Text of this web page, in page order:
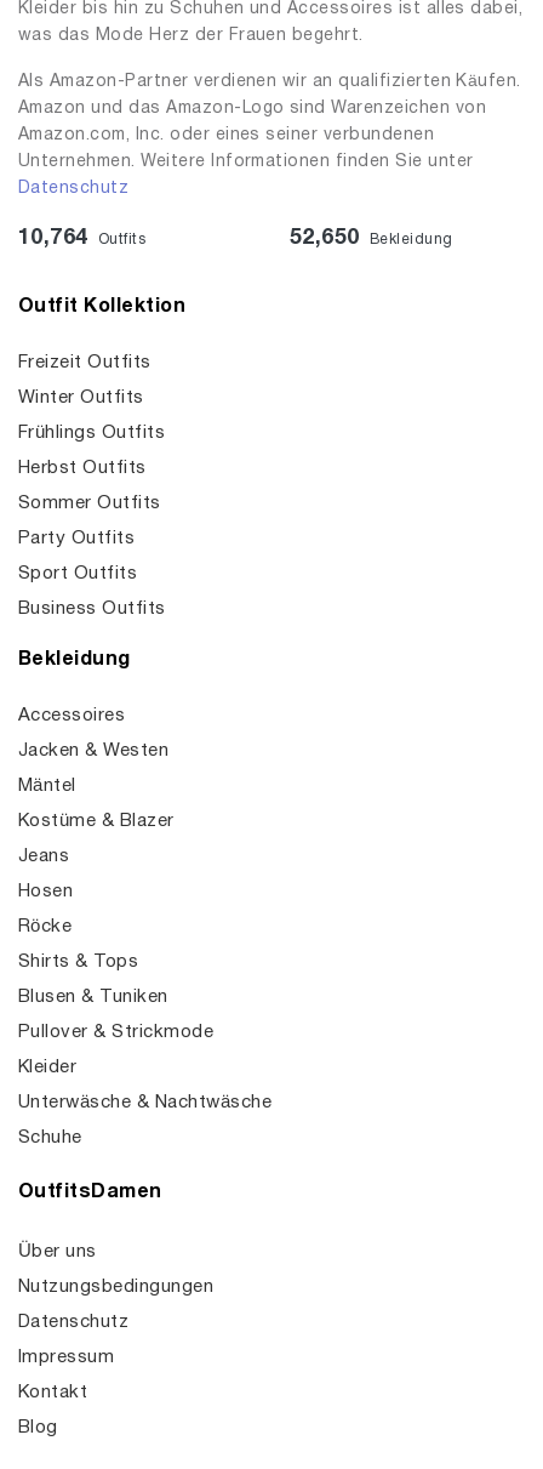
Kleider bis hin zu Schuhen und Accessoires ist alles dabei,
was das Mode Herz der Frauen begehrt.
Als Amazon-Partner verdienen wir an qualifizierten Käufen.
Amazon und das Amazon-Logo sind Warenzeichen von
Amazon.com, Inc. oder eines seiner verbundenen
Unternehmen. Weitere Informationen finden Sie unter
Datenschutz
10,764 Outfits 52,650 Bekleidung
Outfit Kollektion
Freizeit Outfits
Winter Outfits
Frühlings Outfits
Herbst Outfits
Sommer Outfits
Party Outfits
Sport Outfits
Business Outfits
Bekleidung
Accessoires
Jacken & Westen
Mäntel
Kostüme & Blazer
Jeans
Hosen
Röcke
Shirts & Tops
Blusen & Tuniken
Pullover & Strickmode
Kleider
Unterwäsche & Nachtwäsche
Schuhe
OutfitsDamen
Über uns
Nutzungsbedingungen
Datenschutz
Impressum
Kontakt
Blog